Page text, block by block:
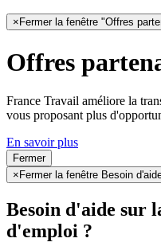
× Fermer la fenêtre "Offres
Offres
France Travail améliore la
vous proposant plus
En savoir plus
Fermer
× Fermer la fenêtre Besoin
Besoin d'aide sur
d'emploi ?